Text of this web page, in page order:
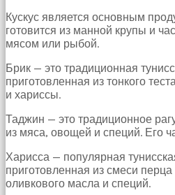
Кускус является основным
готовится из манной крупы и
мясом или рыбой.
Брик — это традиционная
приготовленная из тонкого
и хариссы.
Таджин — это традиционное
из мяса, овощей и специй. Его
Харисса — популярная
приготовленная из смеси перца
оливкового масла и специй.